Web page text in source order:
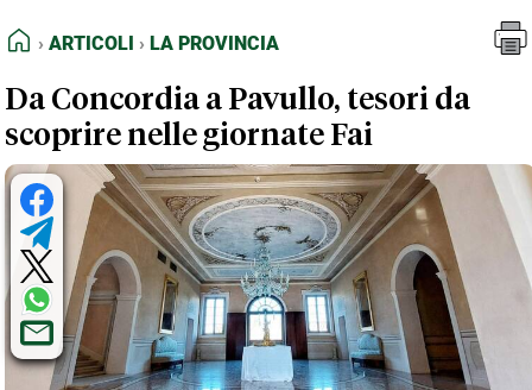
FEED RSS
NORMATIVE DEONTOLOGICHE
TERMINI e CONDIZIONI
Articoli
La Provincia
HOME
ARTICOLI LA PROVINCIA
Da Concordia a Pavullo, tesori da
scoprire nelle giornate Fai